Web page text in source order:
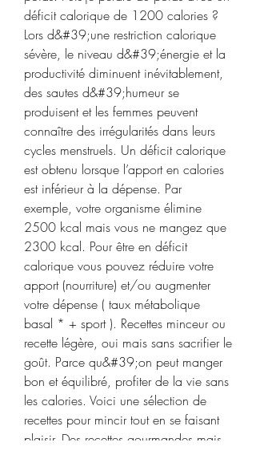
déficit calorique de 1200 calories ?
Lors d&#39;une restriction calorique
sévère, le niveau d&#39;énergie et la
productivité diminuent inévitablement,
des sautes d&#39;humeur se
produisent et les femmes peuvent
connaître des irrégularités dans leurs
cycles menstruels. Un déficit calorique
est obtenu lorsque l’apport en calories
est inférieur à la dépense. Par
exemple, votre organisme élimine
2500 kcal mais vous ne mangez que
2300 kcal. Pour être en déficit
calorique vous pouvez réduire votre
apport (nourriture) et/ou augmenter
votre dépense ( taux métabolique
basal * + sport ). Recettes minceur ou
recette légère, oui mais sans sacrifier le
goût. Parce qu&#39;on peut manger
bon et équilibré, profiter de la vie sans
les calories. Voici une sélection de
recettes pour mincir tout en se faisant
plaisir. Des recettes gourmandes mais